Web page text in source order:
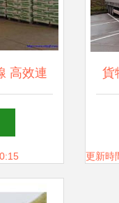
高效連
脈
貨
更新時